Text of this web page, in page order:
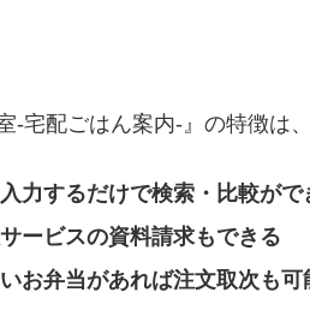
‐宅配ごはん案内‐』の特徴は、
力するだけで検索・比較がで
ービスの資料請求もできる
お弁当があれば注文取次も可